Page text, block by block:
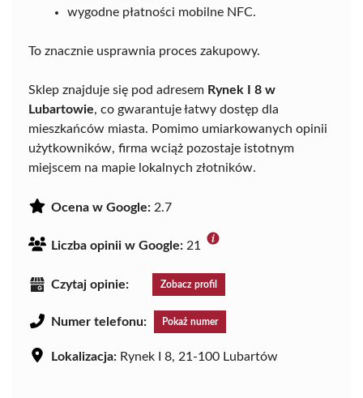
wygodne płatności mobilne NFC.
To znacznie usprawnia proces zakupowy.
Sklep znajduje się pod adresem Rynek I 8 w
Lubartowie, co gwarantuje łatwy dostęp dla
mieszkańców miasta. Pomimo umiarkowanych opinii
użytkowników, firma wciąż pozostaje istotnym
miejscem na mapie lokalnych złotników.
Ocena w Google: 2.7
Liczba opinii w Google: 21
Czytaj opinie: Zobacz profil
Numer telefonu: Pokaż numer
Lokalizacja: Rynek I 8, 21-100 Lubartów